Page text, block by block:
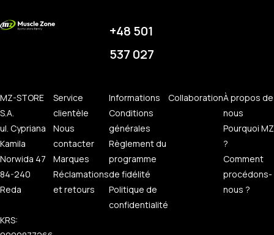
+48 501
537 027
MZ-STORE
S.A.
ul. Cypriana
Kamila
Norwida 47
84-240
Reda
KRS:
Service
clientèle
Nous
contacter
Marques
Réclamations
et retours
Informations
Conditions
générales
Règlement du
programme
de fidélité
Politique de
confidentialité
CollaborationÀ propos de
nous
Pourquoi MZ
?
Comment
procédons-
nous ?